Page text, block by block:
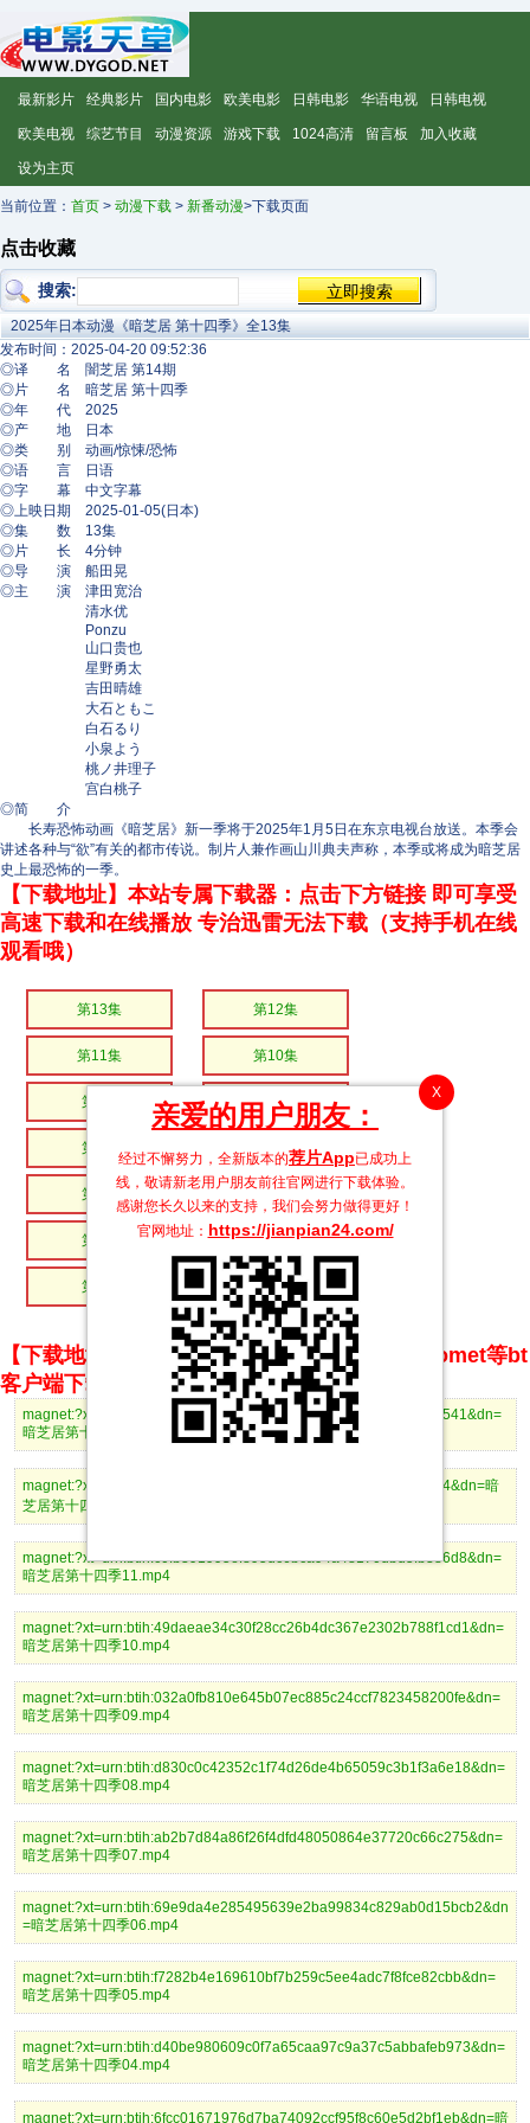
最新影片 经典影片 国内电影 欧美电影 日韩电影 华语电视 日韩电视
欧美电视 综艺节目 动漫资源 游戏下载 1024高清 留言板 加入收藏
设为主页
当前位置： 首页 > 动漫下载 > 新番动漫>下载页面
点击收藏
搜索:
X
亲爱的用户朋友：
经过不懈努力，全新版本的荐片App已成功上
线，敬请新老用户朋友前往官网进行下载体验。
感谢您长久以来的支持，我们会努力做得更好！
官网地址： https://jianpian24.com/
2025年日本动漫《暗芝居 第十四季》全13集
发布时间：2025-04-20 09:52:36
◎译 名 闇芝居 第14期
◎片 名 暗芝居 第十四季
◎年 代 2025
◎产 地 日本
◎类 别 动画/惊悚/恐怖
◎语 言 日语
◎字 幕 中文字幕
◎上映日期 2025-01-05(日本)
◎集 数 13集
◎片 长 4分钟
◎导 演 船田晃
◎主 演 津田宽治
清水优
Ponzu
山口贵也
星野勇太
吉田晴雄
大石ともこ
白石るり
小泉よう
桃ノ井理子
宫白桃子
◎简 介
长寿恐怖动画《暗芝居》新一季将于2025年1月5日在东京电视台放送。本季会
讲述各种与“欲”有关的都市传说。制片人兼作画山川典夫声称，本季或将成为暗芝居
史上最恐怖的一季。
【下载地址】本站专属下载器：点击下方链接 即可享受
高速下载和在线播放 专治迅雷无法下载（支持手机在线
观看哦）
第13集 第12集
第11集 第10集
第9集 第8集
第7集 第6集
第5集 第4集
第3集 第2集
第1集
【下载地址】magnet推荐使用utorrent、BitComet等bt
客户端下载
magnet:?xt=urn:btih:50fb2fd27774ba1cc4aa58c05398e80fd829b541&dn=
暗芝居第十四季13.mp4
magnet:?xt=urn:btih:37efbf8ce5cf445a06270f68cf1f4930653cc844&dn=暗
芝居第十四季12.mp4
magnet:?xt=urn:btih:c0fb391995ef895dc6bca94a48170dbd5fb386d8&dn=
暗芝居第十四季11.mp4
magnet:?xt=urn:btih:49daeae34c30f28cc26b4dc367e2302b788f1cd1&dn=
暗芝居第十四季10.mp4
magnet:?xt=urn:btih:032a0fb810e645b07ec885c24ccf7823458200fe&dn=
暗芝居第十四季09.mp4
magnet:?xt=urn:btih:d830c0c42352c1f74d26de4b65059c3b1f3a6e18&dn=
暗芝居第十四季08.mp4
magnet:?xt=urn:btih:ab2b7d84a86f26f4dfd48050864e37720c66c275&dn=
暗芝居第十四季07.mp4
magnet:?xt=urn:btih:69e9da4e285495639e2ba99834c829ab0d15bcb2&dn
=暗芝居第十四季06.mp4
magnet:?xt=urn:btih:f7282b4e169610bf7b259c5ee4adc7f8fce82cbb&dn=
暗芝居第十四季05.mp4
magnet:?xt=urn:btih:d40be980609c0f7a65caa97c9a37c5abbafeb973&dn=
暗芝居第十四季04.mp4
magnet:?xt=urn:btih:6fcc01671976d7ba74092ccf95f8c60e5d2bf1eb&dn=暗